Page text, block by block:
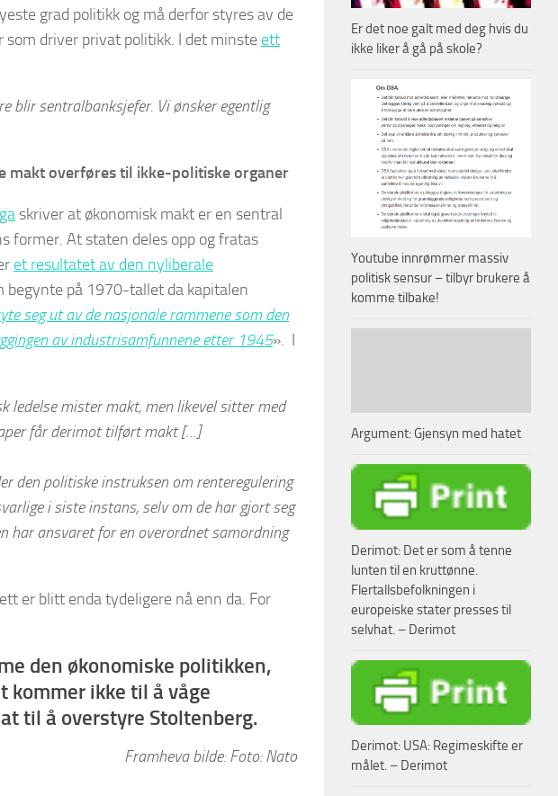
grad politikk og må derfor styres av de
driver privat politikk. I det minste ett
blir sentralbanksjefer. Vi ønsker egentlig
makt overføres til ikke-politiske organer
skriver at økonomisk makt er en sentral
former. At staten deles opp og fratas
et resultatet av den nyliberale
begynte på 1970-tallet da kapitalen
seg ut av de nasjonale rammene som den
av industrisamfunnene etter 1945». I
mister makt, men likevel sitter med
får derimot tilført makt […]
den politiske instruksen om renteregulering
i siste instans, selv om de har gjort seg
har ansvaret for en overordnet samordning
er blitt enda tydeligere nå enn da. For
den økonomiske politikken,
kommer ikke til å våge
til å overstyre Stoltenberg.
Framheva bilde: Foto: Nato
Er det noe galt med deg hvis du
ikke liker å gå på skole?
Youtube innrømmer massiv
politisk sensur – tilbyr brukere å
komme tilbake!
Argument: Gjensyn med hatet
Derimot: Det er som å tenne
lunten til en kruttønne.
Flertallsbefolkningen i
europeiske stater presses til
selvhat. – Derimot
Derimot: USA: Regimeskifte er
målet. – Derimot